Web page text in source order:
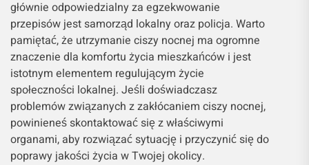
głównie odpowiedzialny za egzekwowanie
przepisów jest samorząd lokalny oraz policja. Warto
pamiętać, że utrzymanie ciszy nocnej ma ogromne
znaczenie dla komfortu życia mieszkańców i jest
istotnym elementem regulującym życie
społeczności lokalnej. Jeśli doświadczasz
problemów związanych z zakłócaniem ciszy nocnej,
powinieneś skontaktować się z właściwymi
organami, aby rozwiązać sytuację i przyczynić się do
poprawy jakości życia w Twojej okolicy.